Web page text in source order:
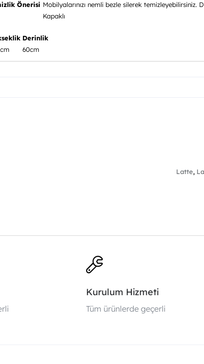
Önerisi Mobilyalarınızı nemli bezle silerek temizleyebilirsiniz.
Kapaklı
Derinlik
60cm
Latte,
Kurulum Hizmeti
Tüm ürünlerde geçerli